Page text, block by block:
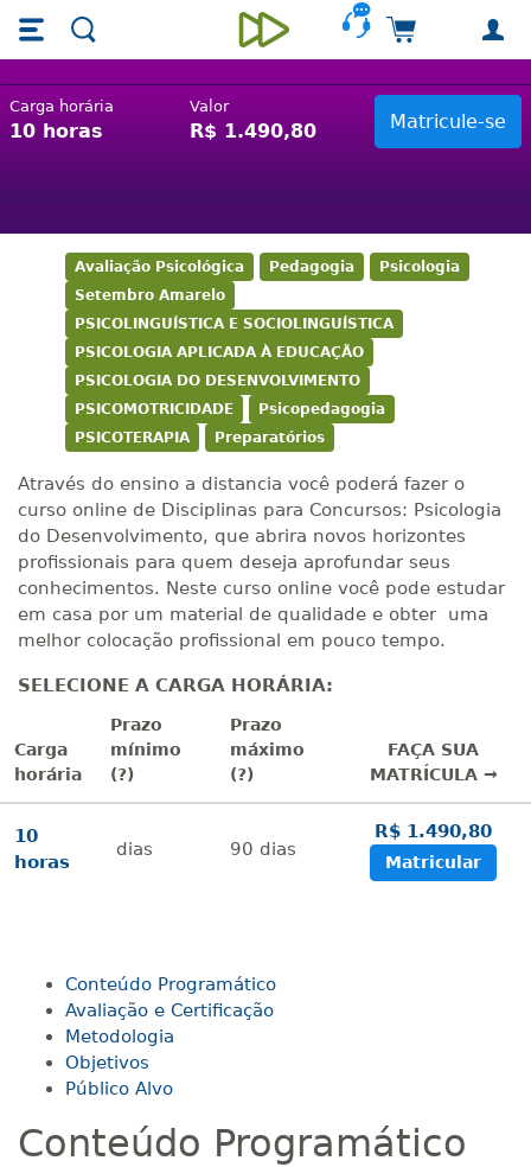
Skip main navigation
Skip to main content
Unieducar
Carrinho de
Curso online Disciplinas para
Concursos: Psicologia do
Carga horária
10 horas
Valor
R$ 1.490,80
Avaliação Psicológica Pedagogia
Psicologia
Setembro Amarelo
PSICOLINGUÍSTICA E SOCIOLINGUÍSTICA
PSICOLOGIA APLICADA À EDUCAÇÃO
PSICOLOGIA DO DESENVOLVIMENTO
PSICOMOTRICIDADE
Psicopedagogia
PSICOTERAPIA
Preparatórios
Através do ensino a distancia você poderá fazer o
curso online de Disciplinas para Concursos: Psicologia
do Desenvolvimento, que abrira novos horizontes
profissionais para quem deseja aprofundar seus
conhecimentos. Neste curso online você pode estudar
em casa por um material de qualidade e obter uma
melhor colocação profissional em pouco tempo.
SELECIONE A CARGA HORÁRIA:
Carga
horária
Prazo
mínimo
(?)
Prazo
máximo
(?)
FAÇA SUA
MATRÍCULA →
10
horas
dias 90 dias
R$ 1.490,80
Matricular
Conteúdo Programático
Avaliação e Certificação
Metodologia
Objetivos
Público Alvo
Conteúdo Programático